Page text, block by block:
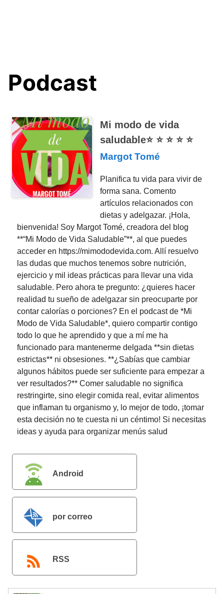
Podcast
Mi modo de vida
saludable⭐️ ⭐️ ⭐️ ⭐️ ⭐️
Margot Tomé
Planifica tu vida para vivir de
forma sana. Comento
artículos relacionados con
dietas y adelgazar. ¡Hola,
bienvenida! Soy Margot Tomé, creadora del blog
**“Mi Modo de Vida Saludable”**, al que puedes
acceder en https://mimododevida.com. Allí resuelvo
las dudas que muchos tenemos sobre nutrición,
ejercicio y mil ideas prácticas para llevar una vida
saludable. Pero ahora te pregunto: ¿quieres hacer
realidad tu sueño de adelgazar sin preocuparte por
contar calorías o porciones? En el podcast de *Mi
Modo de Vida Saludable*, quiero compartir contigo
todo lo que he aprendido y que a mí me ha
funcionado para mantenerme delgada **sin dietas
estrictas** ni obsesiones. **¿Sabías que cambiar
algunos hábitos puede ser suficiente para empezar a
ver resultados?** Comer saludable no significa
restringirte, sino elegir comida real, evitar alimentos
que inflaman tu organismo y, lo mejor de todo, ¡tomar
esta decisión no te cuesta ni un céntimo! Si necesitas
ideas y ayuda para organizar menús salud
Android
por correo
electrónico
RSS